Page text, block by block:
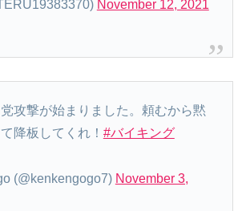
November 12, 2021
攻撃が始まりました。頼むから黙
降板してくれ！ #バイキング
(@kenkengogo7) November 3,